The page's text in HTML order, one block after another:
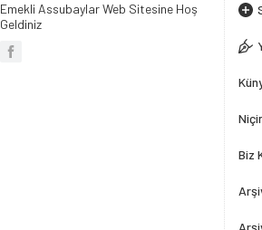
Emekli Assubaylar Web Sitesine Hoş
Geldiniz
Biz